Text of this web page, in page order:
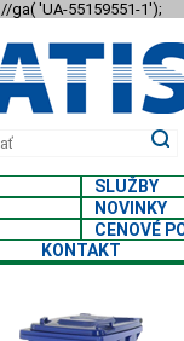
//ga( 'UA-55159551-1');
SLUŽBY
NOVINKY
CENOVÉ
KONTAKT